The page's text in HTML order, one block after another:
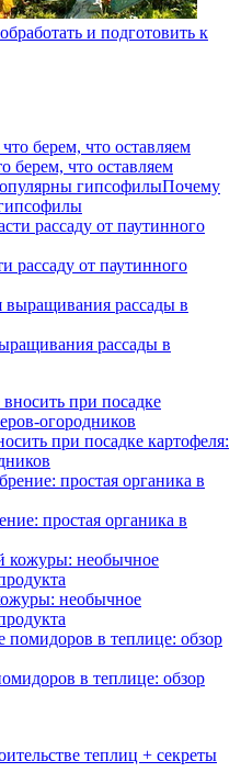
и подготовить к
берем, что оставляем
Почему
рассаду от паутинного
рассады в
при посадке картофеля:
простая органика в
необычное
в теплице: обзор
теплиц + секреты